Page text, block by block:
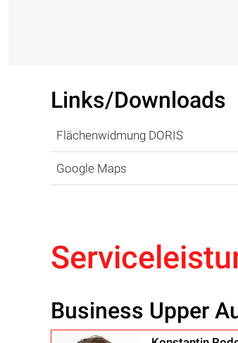
Links/Downloads
Flächenwidmung DORIS
Google Maps
Business Upper